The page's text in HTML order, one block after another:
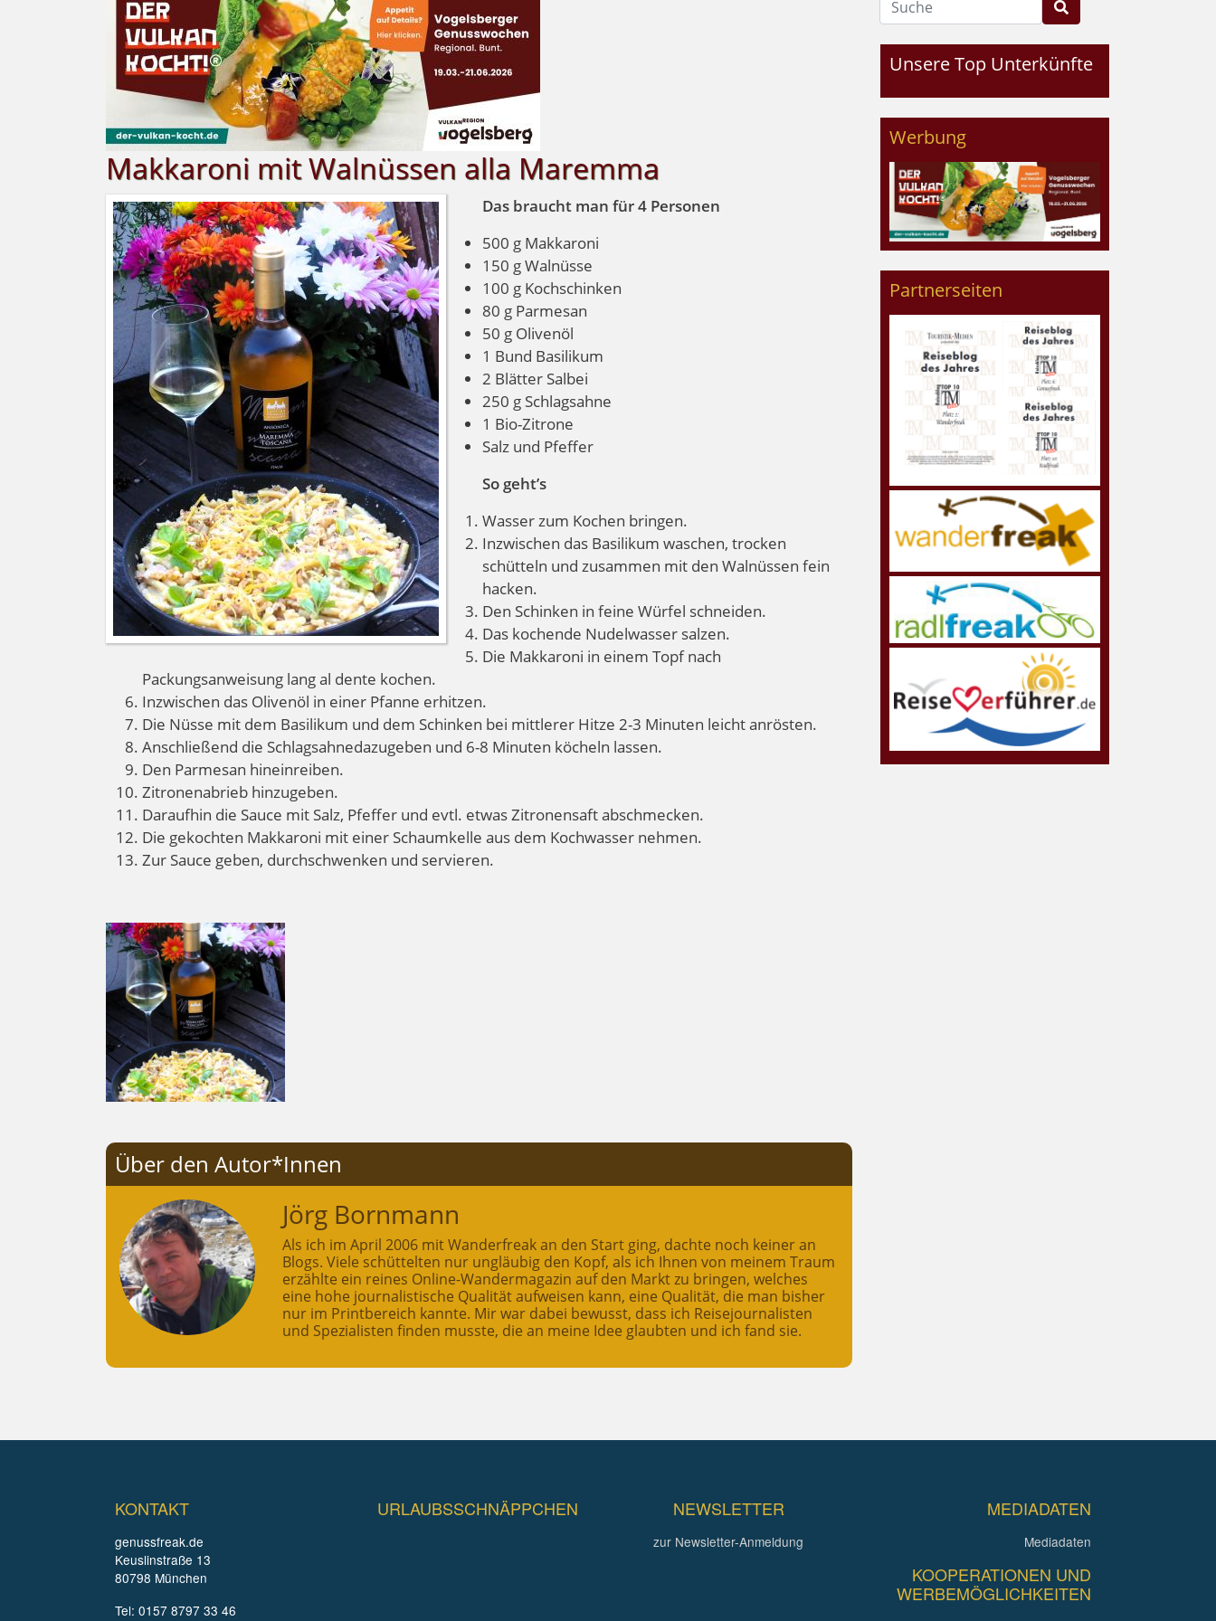
Makkaroni mit Walnüssen alla Maremma
Das braucht man für 4 Personen
500 g Makkaroni
150 g Walnüsse
100 g Kochschinken
80 g Parmesan
50 g Olivenöl
1 Bund Basilikum
2 Blätter Salbei
250 g Schlagsahne
1 Bio-Zitrone
Salz und Pfeffer
So geht’s
Wasser zum Kochen bringen.
Inzwischen das Basilikum waschen, trocken
schütteln und zusammen mit den Walnüssen fein
hacken.
Den Schinken in feine Würfel schneiden.
Das kochende Nudelwasser salzen.
Die Makkaroni in einem Topf nach
Packungsanweisung lang al dente kochen.
Inzwischen das Olivenöl in einer Pfanne erhitzen.
Die Nüsse mit dem Basilikum und dem Schinken bei mittlerer Hitze 2-3 Minuten leicht anrösten.
Anschließend die Schlagsahnedazugeben und 6-8 Minuten köcheln lassen.
Den Parmesan hineinreiben.
Zitronenabrieb hinzugeben.
Daraufhin die Sauce mit Salz, Pfeffer und evtl. etwas Zitronensaft abschmecken.
Die gekochten Makkaroni mit einer Schaumkelle aus dem Kochwasser nehmen.
Zur Sauce geben, durchschwenken und servieren.
Über den Autor*Innen
Jörg Bornmann
Als ich im April 2006 mit Wanderfreak an den Start ging, dachte noch keiner an
Blogs. Viele schüttelten nur ungläubig den Kopf, als ich Ihnen von meinem Traum
erzählte ein reines Online-Wandermagazin auf den Markt zu bringen, welches
eine hohe journalistische Qualität aufweisen kann, eine Qualität, die man bisher
nur im Printbereich kannte. Mir war dabei bewusst, dass ich Reisejournalisten
und Spezialisten finden musste, die an meine Idee glaubten und ich fand sie.
Unsere Top Unterkünfte
Werbung
Partnerseiten
KONTAKT
genussfreak.de
Keuslinstraße 13
80798 München
Tel: 0157 8797 33 46
URLAUBSSCHNÄPPCHEN NEWSLETTER
zur Newsletter-Anmeldung
MEDIADATEN
Mediadaten
KOOPERATIONEN UND
WERBEMÖGLICHKEITEN